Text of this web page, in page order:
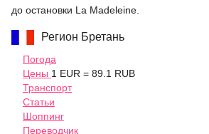
до остановки La Madeleine.
Регион Бретань
Погода
Цены 1 EUR = 89.1 RUB
Транспорт
Статьи
Шоппинг
Переводчик